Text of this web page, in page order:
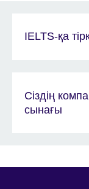
IELTS-қа
Сіздің
сынағы